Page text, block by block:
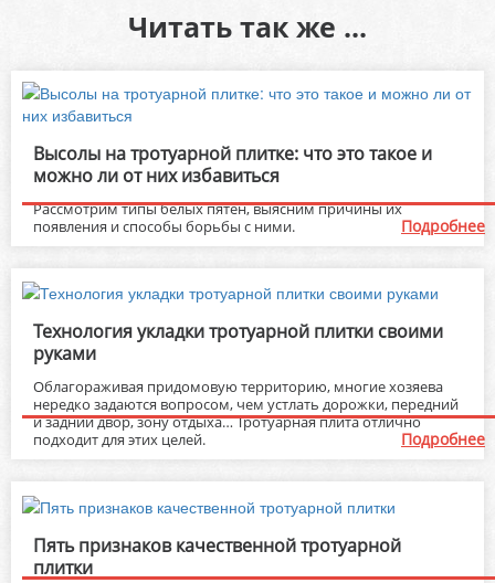
Читать так же ...
Высолы на тротуарной плитке: что это такое и
можно ли от них избавиться
Рассмотрим типы белых пятен, выясним причины их
появления и способы борьбы с ними.
Подробнее
Технология укладки тротуарной плитки своими
руками
Облагораживая придомовую территорию, многие хозяева
нередко задаются вопросом, чем устлать дорожки, передний
и задний двор, зону отдыха… Тротуарная плита отлично
подходит для этих целей.
Подробнее
Пять признаков качественной тротуарной
плитки